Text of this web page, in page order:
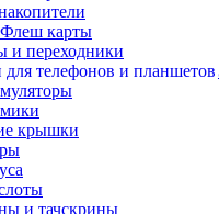
карты
и переходники
крышки
и тачскрины